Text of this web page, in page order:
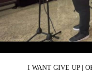
I WANT GIVE UP |